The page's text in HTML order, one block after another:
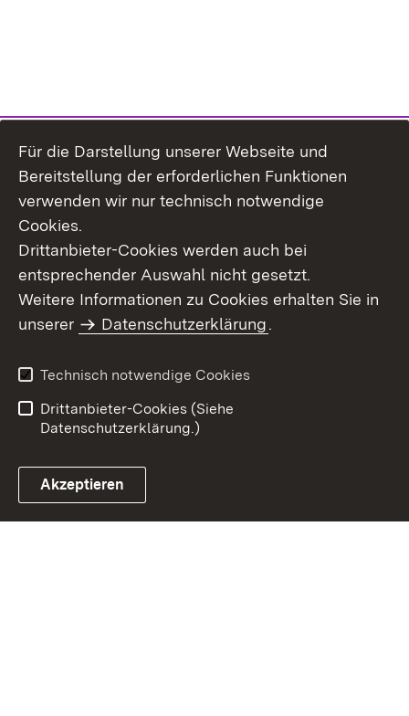
Benutzungshinweise
Erklärung zur
Für die Darstellung unserer Webseite und
Bereitstellung der erforderlichen Funktionen
verwenden wir nur technisch notwendige
Cookies.
Drittanbieter-Cookies werden auch bei
entsprechender Auswahl nicht gesetzt.
Weitere Informationen zu Cookies erhalten Sie in
unserer
Datenschutzerklärung.
Technisch notwendige Cookies
Drittanbieter-Cookies (Siehe
Datenschutzerklärung.)
Akzeptieren